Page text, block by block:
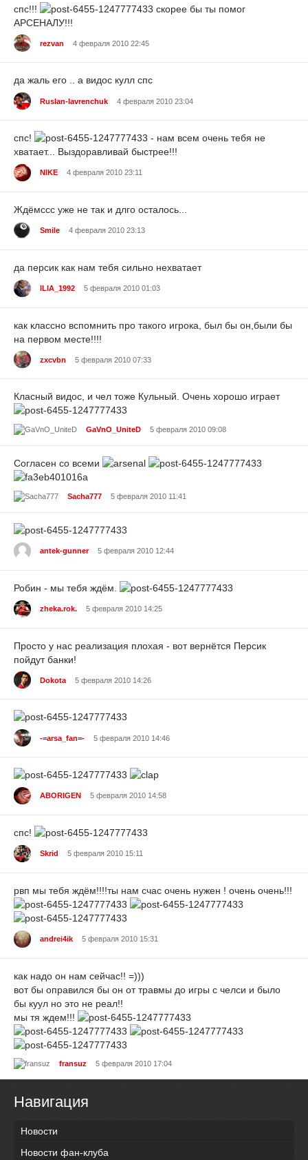
спс!!!
скорее бы ты помог
АРСЕНАЛУ!!!
rezvan 4 февраля 2010 22:45
да жаль его .. а видос кулл спс
Ruslan-lavrenchuk 4 февраля 2010 23:04
спс!
- нам всем очень тебя не
хватает... Выздоравливай быстрее!!!
NIKE 4 февраля 2010 23:11
Ждёмссс уже не так и длго осталось...
Smile 4 февраля 2010 23:13
да персик как нам тебя сильно нехватает
ILIA_1992 5 февраля 2010 01:03
как классно вспомнить про такого игрока, был бы он,были бы
на первом месте!!!!
zxcvbn 5 февраля 2010 07:33
Класный видос, и чел тоже Кульный. Очень хорошо играет
GaVnO_UniteD 5 февраля 2010 09:08
Согласен со всеми
Sacha777 5 февраля 2010 11:41
antek-gunner 5 февраля 2010 12:44
Робин - мы тебя ждём.
zheka.rok. 5 февраля 2010 14:25
Просто у нас реализация плохая - вот вернётся Персик
пойдут банки!
Dokota 5 февраля 2010 14:26
-=arsa_fan=- 5 февраля 2010 14:46
ABORIGEN 5 февраля 2010 14:58
спс!
Skrid 5 февраля 2010 15:11
рвп мы тебя ждём!!!!ты нам счас очень нужен ! очень очень!!!
andrei4ik 5 февраля 2010 15:31
как надо он нам сейчас!! =)))
вот бы оправился бы он от травмы до игры с челси и было
бы куул но это не реал!!
мы тя ждем!!!
fransuz 5 февраля 2010 17:04
Навигация
Новости
Новости фан-клуба